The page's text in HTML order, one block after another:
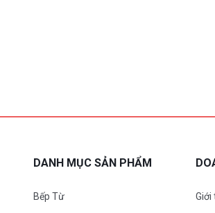
DANH MỤC SẢN PHẨM
Bếp Từ Giới